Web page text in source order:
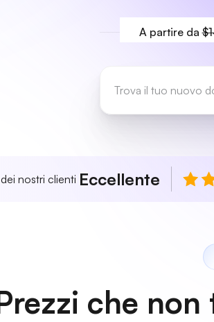
A partire da
nostri clienti Eccellente
che